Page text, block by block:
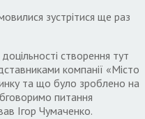
зустрітися ще раз
створення тут
компанії «Місто
та що було зроблено на
питання
Ігор Чумаченко.